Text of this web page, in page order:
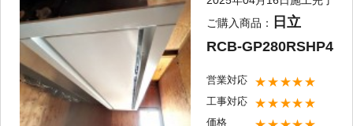
か気になることやお困りごと、疑問に思
うことなどございましたらお気軽にご相
談下さい。またのご利用を心よりお待ち
しております。
ご購入商品：
日立
RCB-GP280RSHP4
営業対応 ★★★★★
工事対応 ★★★★★
価格